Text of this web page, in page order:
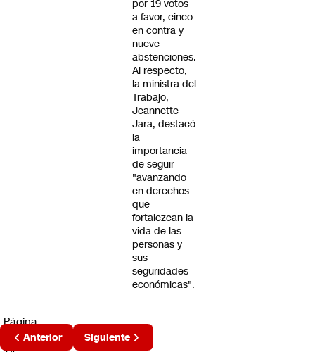
por 19 votos
a favor, cinco
en contra y
nueve
abstenciones.
Al respecto,
la ministra del
Trabajo,
Jeannette
Jara, destacó
la
importancia
de seguir
"avanzando
en derechos
que
fortalezcan la
vida de las
personas y
sus
seguridades
económicas".
Página
2 deAnterior Siguiente